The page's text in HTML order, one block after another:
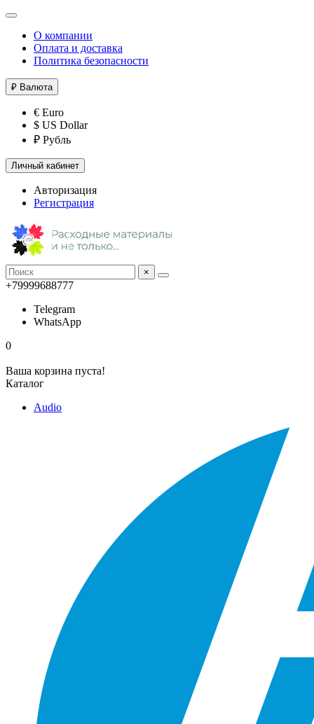
О компании
Оплата и доставка
Политика безопасности
₽ Валюта
€ Euro
$ US Dollar
₽ Рубль
Личный кабинет
Авторизация
Регистрация
×
+79999688777
Telegram
WhatsApp
0
Ваша корзина пуста!
Каталог
Audio